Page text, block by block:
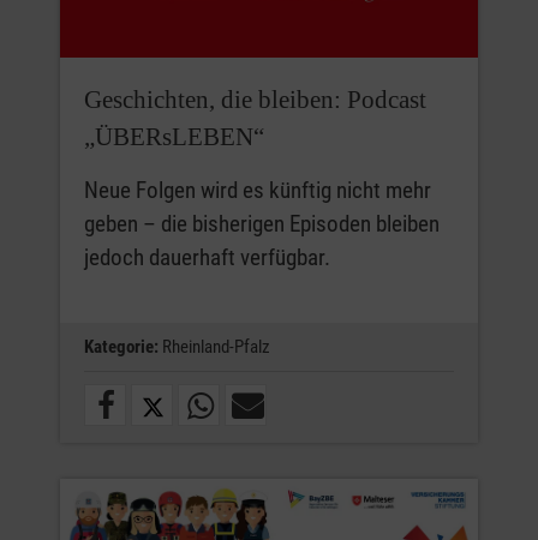
Geschichten, die bleiben: Podcast
„ÜBERsLEBEN“
Neue Folgen wird es künftig nicht mehr
geben – die bisherigen Episoden bleiben
jedoch dauerhaft verfügbar.
Kategorie: Rheinland-Pfalz